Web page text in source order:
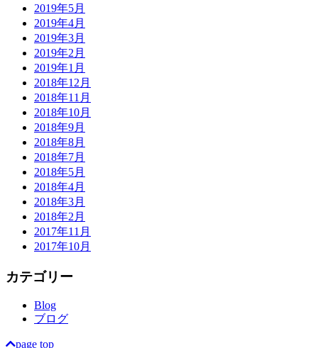
2019年5月
2019年4月
2019年3月
2019年2月
2019年1月
2018年12月
2018年11月
2018年10月
2018年9月
2018年8月
2018年7月
2018年5月
2018年4月
2018年3月
2018年2月
2017年11月
2017年10月
カテゴリー
Blog
ブログ
page top